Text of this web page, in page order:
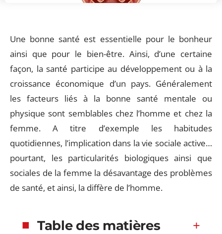
Une bonne santé est essentielle pour le bonheur
ainsi que pour le bien-être. Ainsi, d’une certaine
façon, la santé participe au développement ou à la
croissance économique d’un pays. Généralement
les facteurs liés à la bonne santé mentale ou
physique sont semblables chez l’homme et chez la
femme. A titre d’exemple les habitudes
quotidiennes, l’implication dans la vie sociale active…
pourtant, les particularités biologiques ainsi que
sociales de la femme la désavantage des problèmes
de santé, et ainsi, la diffère de l’homme.
Table des matières